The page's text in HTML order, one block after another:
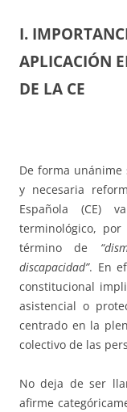
I.
APLICACIÓN
DE LA CE
De forma
y necesaria
Española (CE)
terminológico,
término de
discapacidad”. En
constitucional
asistencial o
centrado en la
colectivo de las
No deja de ser
afirme